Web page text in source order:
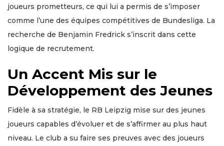
joueurs prometteurs, ce qui lui a permis de s’imposer
comme l’une des équipes compétitives de Bundesliga. La
recherche de Benjamin Fredrick s’inscrit dans cette
logique de recrutement.
Un Accent Mis sur le
Développement des Jeunes
Fidèle à sa stratégie, le RB Leipzig mise sur des jeunes
joueurs capables d’évoluer et de s’affirmer au plus haut
niveau. Le club a su faire ses preuves avec des joueurs